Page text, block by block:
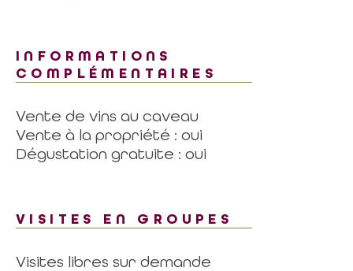
INFORMATIONS
COMPLÉMENTAIRES
Vente de vins au caveau
Vente à la propriété : oui
Dégustation gratuite : oui
VISITES EN GROUPES
Visites libres sur demande